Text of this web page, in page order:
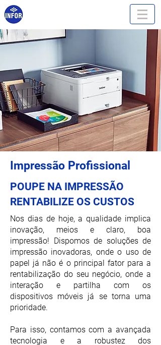
Impressão Profissional
POUPE NA IMPRESSÃO
RENTABILIZE OS CUSTOS
Nos dias de hoje, a qualidade implica
inovação, meios e claro, boa
impressão! Dispomos de soluções de
impressão inovadoras, onde o uso de
papel já não é o principal fator para a
rentabilização do seu negócio, onde a
interação e partilha com os
dispositivos móveis já se torna uma
prioridade.
Para isso, contamos com a avançada
tecnologia e a robustez dos